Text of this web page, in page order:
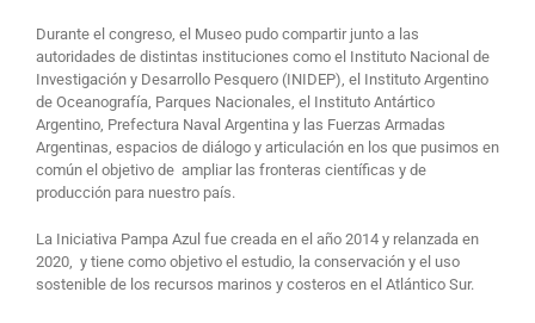
Durante el congreso, el Museo pudo compartir junto a las
autoridades de distintas instituciones como el Instituto Nacional de
Investigación y Desarrollo Pesquero (INIDEP), el Instituto Argentino
de Oceanografía, Parques Nacionales, el Instituto Antártico
Argentino, Prefectura Naval Argentina y las Fuerzas Armadas
Argentinas, espacios de diálogo y articulación en los que pusimos en
común el objetivo de ampliar las fronteras científicas y de
producción para nuestro país.
La Iniciativa Pampa Azul fue creada en el año 2014 y relanzada en
2020, y tiene como objetivo el estudio, la conservación y el uso
sostenible de los recursos marinos y costeros en el Atlántico Sur.